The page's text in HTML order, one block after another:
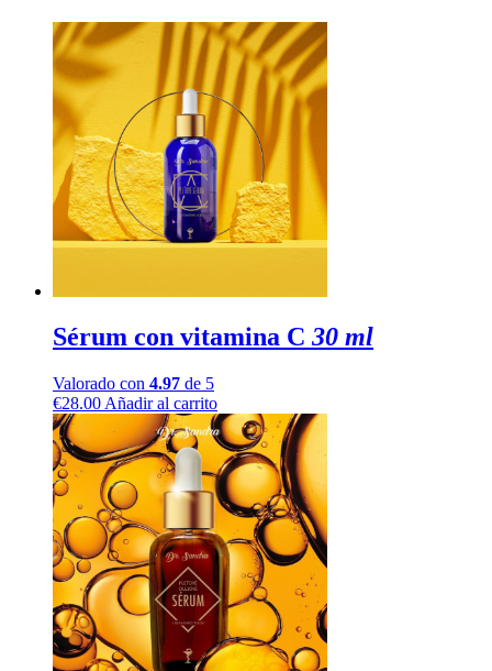
Sérum con vitamina C 30 ml
Valorado con 4.97 de 5
€28.00 Añadir al carrito